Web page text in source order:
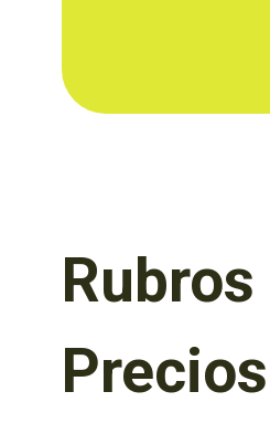
Rubros
Precios